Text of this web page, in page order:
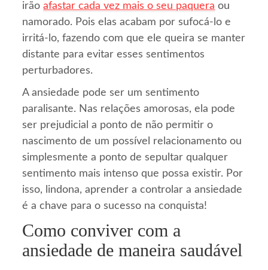
irãoafastar cada vez mais o seu paquera ou
namorado. Pois elas acabam por sufocá-lo e
irritá-lo, fazendo com que ele queira se manter
distante para evitar esses sentimentos
perturbadores.
A ansiedade pode ser um sentimento
paralisante. Nas relações amorosas, ela pode
ser prejudicial a ponto de não permitir o
nascimento de um possível relacionamento ou
simplesmente a ponto de sepultar qualquer
sentimento mais intenso que possa existir. Por
isso, lindona, aprender a controlar a ansiedade
é a chave para o sucesso na conquista!
Como conviver com a
ansiedade de maneira saudável